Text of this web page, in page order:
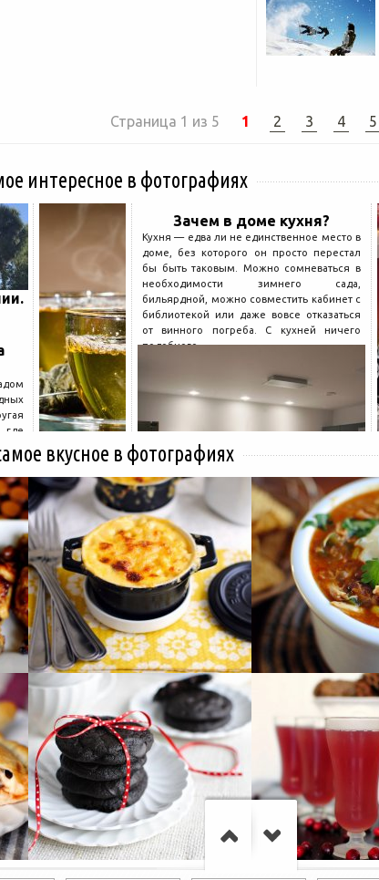
Страница 1 из 5 1 2 3 4 5
интересное в фотографиях
а
Зачем в доме кухня?
Кухня — едва ли не единственное место в
доме, без которого он просто перестал
бы быть таковым. Можно сомневаться в
необходимости зимнего сада,
бильярдной, можно совместить кабинет с
библиотекой или даже вовсе отказаться
от винного погреба. С кухней ничего
подобного...
вкусное в фотографиях